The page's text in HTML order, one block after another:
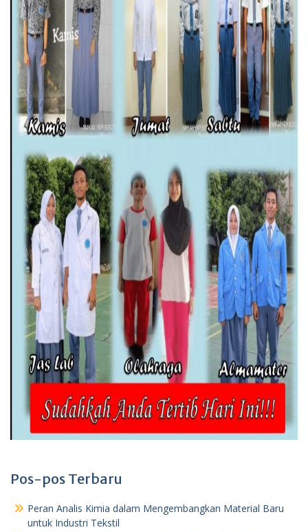
Pos-pos Terbaru
Peran Analis Kimia dalam Mengembangkan Material Baru
untuk Industri Tekstil